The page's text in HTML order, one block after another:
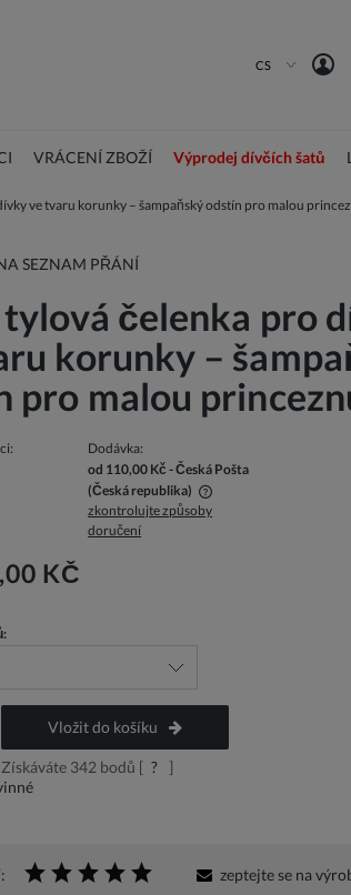
CS
VRÁCENÍ ZBOŽÍ Výprodej dívčích šatů
ve tvaru korunky – šampaňský odstín pro malou
SEZNAM PŘÁNÍ
čelenka pro
korunky –
pro malou
Dodávka:
od 110,00 Kč - Česká Pošta
(Česká republika)
případné náklady na platbu
zkontrolujte způsoby
doručení
KČ
Vložit do košíku
Získáváte 342 bodů [ ?
]
zeptejte se na